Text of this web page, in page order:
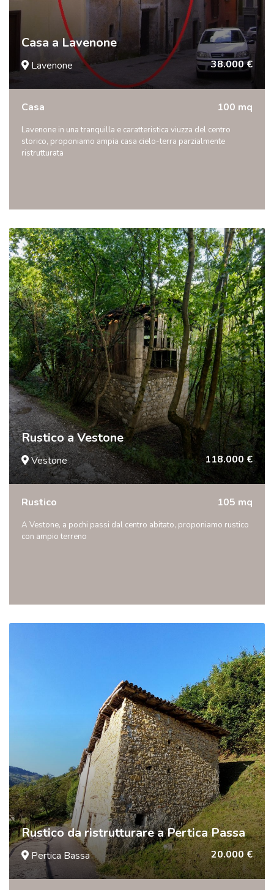
Casa a Lavenone
Lavenone 38.000 €
Casa 100 mq
Lavenone in una tranquilla e caratteristica viuzza del centro
storico, proponiamo ampia casa cielo-terra parzialmente
ristrutturata
Rustico a Vestone
Vestone 118.000 €
Rustico 105 mq
A Vestone, a pochi passi dal centro abitato, proponiamo rustico
con ampio terreno
Rustico da ristrutturare a Pertica Passa
Pertica Bassa 20.000 €